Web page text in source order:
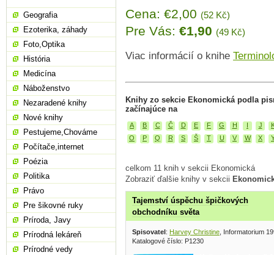
Cena: €2,00 (52 Kč)
Pre Vás: €1,90 (49 Kč)
Viac informácií o knihe
Knihy zo sekcie Ekonomická podla
začínajúce na
A B C Č D E F G H I J
O
P Q R S Š T U V W X
celkom 11 knih v sekcii Ekonomická
Zobraziť ďalšie knihy v sekcii
Tajemství úspěchu špičkových
obchodníku světa
Spisovatel: Harvey Christine , Informatorium
Katalogové číslo: P1230
Geografia
Ezoterika, záhady
Foto,Optika
História
Medicína
Náboženstvo
Nezaradené knihy
Nové knihy
Pestujeme,Chováme
Počítače,internet
Poézia
Politika
Právo
Pre šikovné ruky
Príroda, Javy
Prírodná lekáreň
Prírodné vedy